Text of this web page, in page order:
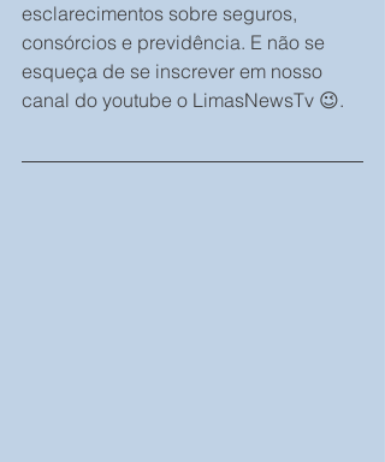
esclarecimentos sobre seguros,
consórcios e previdência. E não se
esqueça de se inscrever em nosso
canal do youtube o LimasNewsTv 😉.